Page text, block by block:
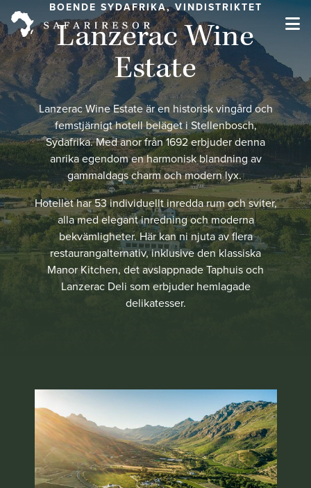
BOENDE SYDAFRIKA, VINDISTRIKTET
Lanzerac Wine
Estate
Lanzerac Wine Estate är en historisk vingård och
femstjärnigt hotell beläget i Stellenbosch,
Sydafrika.Med anor från 1692 erbjuder denna
anrika egendom en harmonisk blandning av
gammaldags charm och modern lyx.​
Hotellet har 53 individuellt inredda rum och sviter,
alla med elegant inredning och moderna
bekvämligheter.Här kan ni njuta av flera
restaurangalternativ, inklusive den klassiska
Manor Kitchen, det avslappnade Taphuis och
Lanzerac Deli som erbjuder hemlagade
delikatesser.